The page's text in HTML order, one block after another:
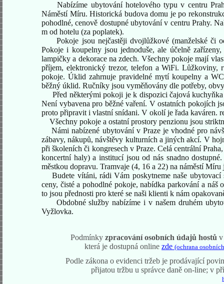
Nabízíme ubytování hotelového typu v centru
Náměstí Míru. Historická budova domu je po
pohodlné, cenově dostupné ubytování v centru Prahy.
m od hotelu (za poplatek).
Pokoje jsou nejčastěji dvojlůžkové (manželské či
Pokoje i koupelny jsou jednoduše, ale účelně
lampičky a dekorace na zdech. Všechny pokoje mají
příjem, elektronický trezor, telefon a WiFi. Lůžkoviny,
pokoje. Úklid zahrnuje pravidelné mytí koupelny a
běžný úklid. Ručníky jsou vyměňovány dle potřeby,
Před některými pokoji je k dispozici čajová kuchyňka
Není vybavena pro běžné vaření. V ostatních pokojích
proto připravit i vlastní snídani. V okolí je řada kaváren.
Všechny pokoje a ostatní prostory penzionu jsou
Námi nabízené ubytování v Praze je vhodné pro
zábavy, nákupů, návštěvy kulturních a jiných akcí. V
při školeních či kongresech v Praze. Celá centrální
koncertní haly) a institucí jsou od nás snadno
městkou dopravu. Tramvaje (4, 16 a 22) na náměstí
Budete vítáni, rádi Vám poskytneme naše ubytovací
ceny, čisté a pohodlné pokoje, nabídka parkování a náš
to jsou přednosti pro které se naši klienti k nám
Obdobné služby nabízíme i v našem druhém
Vyžlovka.
Podmínky zpracování osobních údajů hostů v
která je dostupná online zde (ochrana
Podle zákona o evidenci tržeb je prodávající
přijatou tržbu u správce daně on-line; v